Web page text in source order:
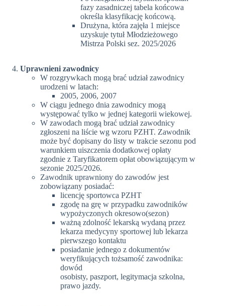
fazy zasadniczej tabela końcowa
określa klasyfikację końcową.
Drużyna, która zajęła 1 miejsce
uzyskuje tytuł Młodzieżowego
Mistrza Polski sez. 2025/2026
Uprawnieni zawodnicy
W rozgrywkach mogą brać udział zawodnicy
urodzeni w latach:
2005, 2006, 2007
W ciągu jednego dnia zawodnicy mogą
występować tylko w jednej kategorii wiekowej.
W zawodach mogą brać udział zawodnicy
zgłoszeni na liście wg wzoru PZHT. Zawodnik
może być dopisany do listy w trakcie sezonu pod
warunkiem uiszczenia dodatkowej opłaty
zgodnie z Taryfikatorem opłat obowiązującym w
sezonie 2025/2026.
Zawodnik uprawniony do zawodów jest
zobowiązany posiadać:
licencję sportowca PZHT
zgodę na grę w przypadku zawodników
wypożyczonych okresowo(sezon)
ważną zdolność lekarską wydaną przez
lekarza medycyny sportowej lub lekarza
pierwszego kontaktu
posiadanie jednego z dokumentów
weryfikujących tożsamość zawodnika:
dowód
osobisty, paszport, legitymacja szkolna,
prawo jazdy.